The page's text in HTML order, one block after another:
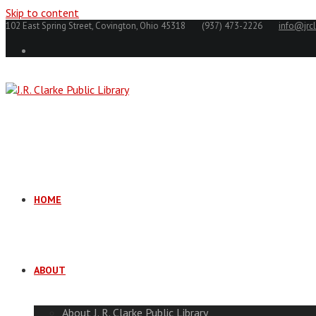
Skip to content
102 East Spring Street, Covington, Ohio 45318 (937) 473-2226
HOME
ABOUT
About J. R. Clarke Public Library